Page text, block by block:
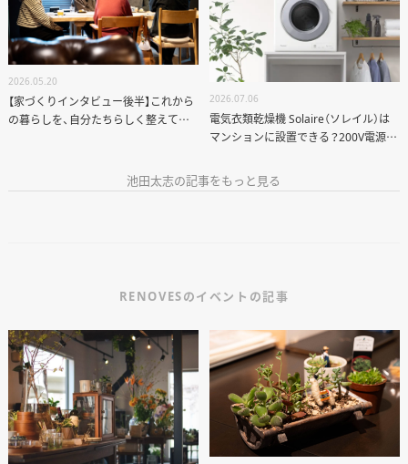
2026.05.20
【家づくりインタビュー後半】これから
の暮らしを、自分たちらしく整えてい
2026.07.06
電気衣類乾燥機 Solaire（ソレイル）は
マンションに設置できる？200V電源・
池田太志の記事をもっと見る
RENOVESのイベントの記事